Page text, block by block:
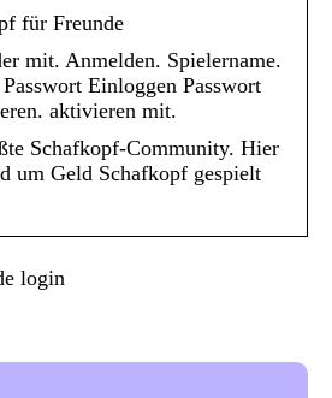
für Freunde
mit. Anmelden. Spielername.
Einloggen Passwort
aktivieren mit.
Schafkopf-Community. Hier
um Geld Schafkopf gespielt
login